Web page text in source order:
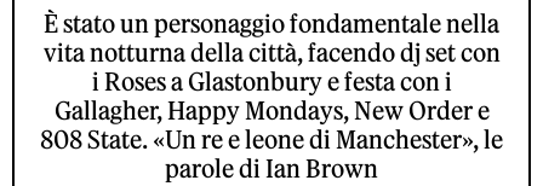
È stato un personaggio fondamentale nella
vita notturna della città, facendo dj set con
i Roses a Glastonbury e festa con i
Gallagher, Happy Mondays, New Order e
808 State. «Un re e leone di Manchester», le
parole di Ian Brown